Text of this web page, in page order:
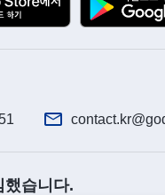
했습니다.